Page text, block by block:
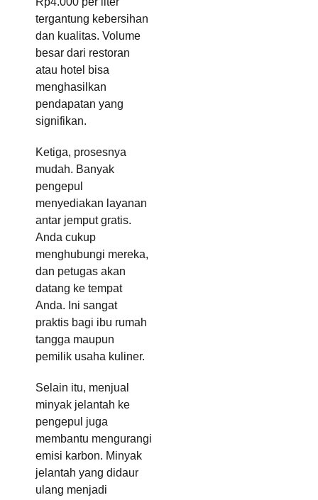
tergantung kebersihan
dan kualitas. Volume
besar dari restoran
atau hotel bisa
menghasilkan
pendapatan yang
signifikan.
Ketiga, prosesnya
mudah. Banyak
pengepul
menyediakan layanan
antar jemput gratis.
Anda cukup
menghubungi mereka,
dan petugas akan
datang ke tempat
Anda. Ini sangat
praktis bagi ibu rumah
tangga maupun
pemilik usaha kuliner.
Selain itu, menjual
minyak jelantah ke
pengepul juga
membantu mengurangi
emisi karbon. Minyak
jelantah yang didaur
ulang menjadi